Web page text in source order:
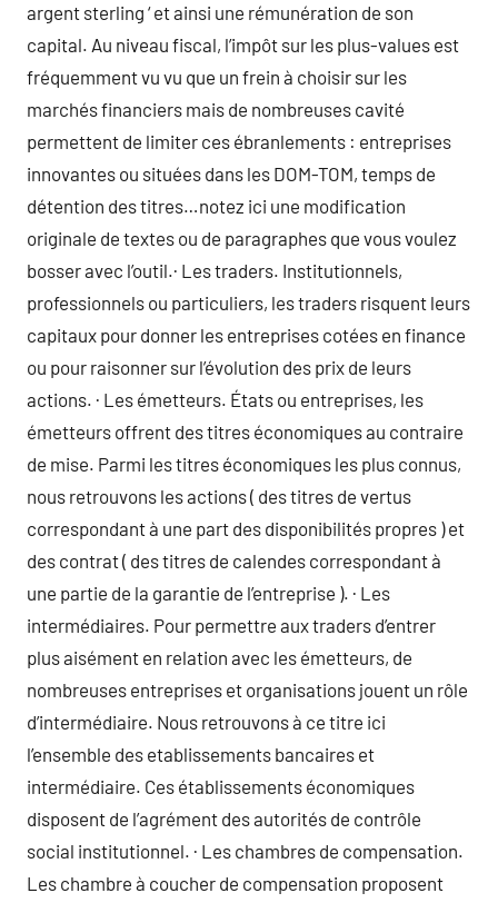
argent sterling ‘ et ainsi une rémunération de son
capital. Au niveau fiscal, l’impôt sur les plus-values est
fréquemment vu vu que un frein à choisir sur les
marchés financiers mais de nombreuses cavité
permettent de limiter ces ébranlements : entreprises
innovantes ou situées dans les DOM-TOM, temps de
détention des titres…notez ici une modification
originale de textes ou de paragraphes que vous voulez
bosser avec l’outil.· Les traders. Institutionnels,
professionnels ou particuliers, les traders risquent leurs
capitaux pour donner les entreprises cotées en finance
ou pour raisonner sur l’évolution des prix de leurs
actions. · Les émetteurs. États ou entreprises, les
émetteurs offrent des titres économiques au contraire
de mise. Parmi les titres économiques les plus connus,
nous retrouvons les actions ( des titres de vertus
correspondant à une part des disponibilités propres ) et
des contrat ( des titres de calendes correspondant à
une partie de la garantie de l’entreprise ). · Les
intermédiaires. Pour permettre aux traders d’entrer
plus aisément en relation avec les émetteurs, de
nombreuses entreprises et organisations jouent un rôle
d’intermédiaire. Nous retrouvons à ce titre ici
l’ensemble des etablissements bancaires et
intermédiaire. Ces établissements économiques
disposent de l’agrément des autorités de contrôle
social institutionnel. · Les chambres de compensation.
Les chambre à coucher de compensation proposent